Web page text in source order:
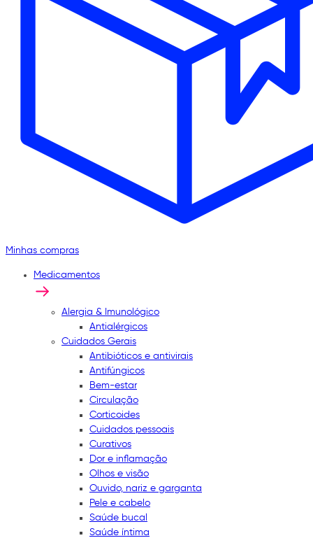
Minhas compras
Medicamentos
Alergia & Imunológico
Antialérgicos
Cuidados Gerais
Antibióticos e antivirais
Antifúngicos
Bem-estar
Circulação
Corticoides
Cuidados pessoais
Curativos
Dor e inflamação
Olhos e visão
Ouvido, nariz e garganta
Pele e cabelo
Saúde bucal
Saúde íntima